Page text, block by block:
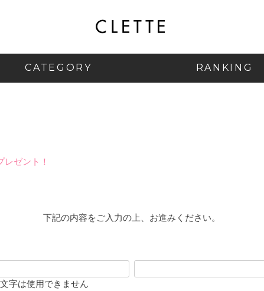
CATEGORY RANKING
ゼント！
下記の内容をご入力の上、お進みください。
字は使用できません